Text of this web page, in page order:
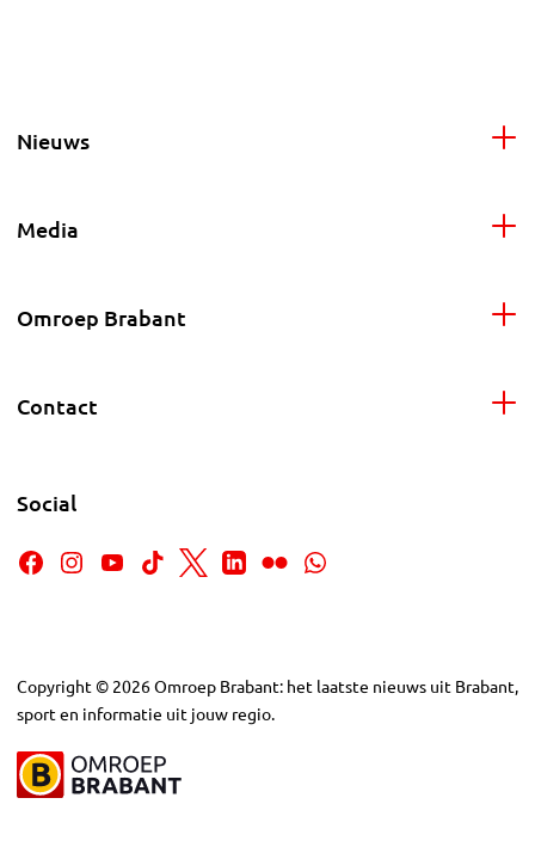
Nieuws
Media
Omroep Brabant
Contact
Social
Copyright © 2026Omroep Brabant: het laatste nieuws uit Brabant,
sport en informatie uit jouw regio.